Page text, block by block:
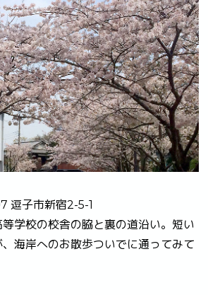
逗子市新宿2-5-1
学校の校舎の脇と裏の道沿い。短い
海岸へのお散歩ついでに通ってみて